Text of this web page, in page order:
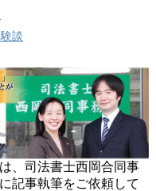
談
、司法書士西岡合同事
記事執筆をご依頼して